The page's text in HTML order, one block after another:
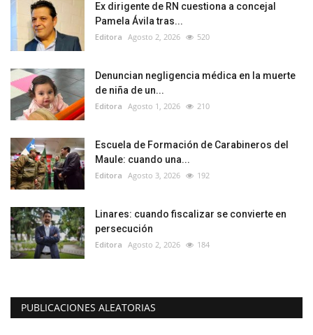
Ex dirigente de RN cuestiona a concejal
Pamela Ávila tras...
Editora Agosto 2, 2026 520
Denuncian negligencia médica en la muerte
de niña de un...
Editora Agosto 1, 2026 210
Escuela de Formación de Carabineros del
Maule: cuando una...
Editora Agosto 3, 2026 192
Linares: cuando fiscalizar se convierte en
persecución
Editora Agosto 2, 2026 184
PUBLICACIONES ALEATORIAS